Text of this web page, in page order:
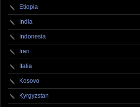
Etiopia
India
Indonesia
Iran
Italia
Kosovo
Kyrgyzstan